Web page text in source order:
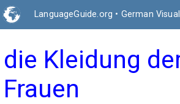
LanguageGuide.org • German
die Kleidung
Frauen